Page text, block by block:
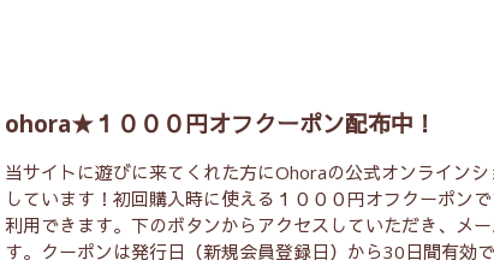
ohora★１０００円オフクーポン配布中！
当サイトに遊びに来てくれた方にOhoraの公式オンライン
しています！初回購入時に使える１０００円オフクーポン
利用できます。下のボタンからアクセスしていただき、メ
す。クーポンは発行日（新規会員登録日）から30日間有効で